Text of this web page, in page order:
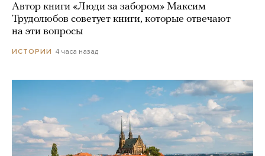
Автор книги «Люди за забором» Максим
Трудолюбов советует книги, которые отвечают
на эти вопросы
ИСТОРИИ 4 часа назад